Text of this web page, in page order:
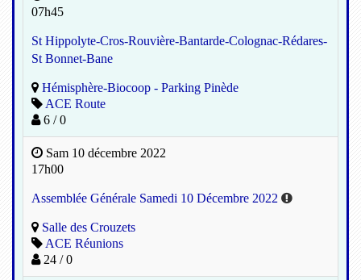
07h45
St Hippolyte-Cros-Rouvière-Bantarde-Colognac-Rédares-
St Bonnet-Bane
Hémisphère-Biocoop - Parking Pinède
ACE Route
6 / 0
Sam 10 décembre 2022
17h00
Assemblée Générale Samedi 10 Décembre 2022
Salle des Crouzets
ACE Réunions
24 / 0